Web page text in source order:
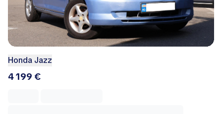
Honda Jazz
4 199 €